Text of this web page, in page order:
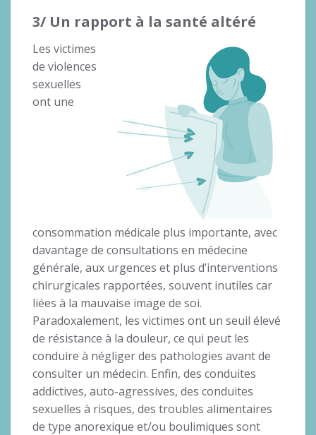
3/ Un rapport à la santé altéré
Les victimes
de violences
sexuelles
ont une
consommation médicale plus importante, avec
davantage de consultations en médecine
générale, aux urgences et plus d’interventions
chirurgicales rapportées, souvent inutiles car
liées à la mauvaise image de soi.
Paradoxalement, les victimes ont un seuil élevé
de résistance à la douleur, ce qui peut les
conduire à négliger des pathologies avant de
consulter un médecin. Enfin, des conduites
addictives, auto-agressives, des conduites
sexuelles à risques, des troubles alimentaires
de type anorexique et/ou boulimiques sont